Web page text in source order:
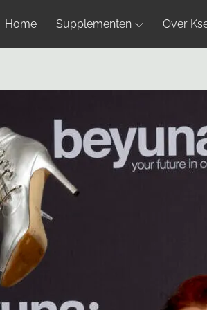
Home Supplementen Over